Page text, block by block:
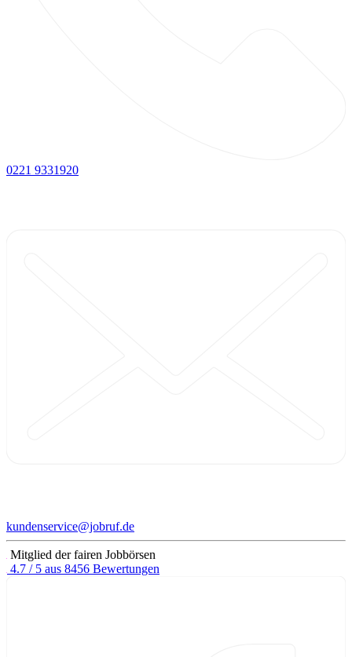
0221 9331920
kundenservice@jobruf.de
Mitglied der fairen Jobbörsen
4.7 / 5 aus 8456 Bewertungen